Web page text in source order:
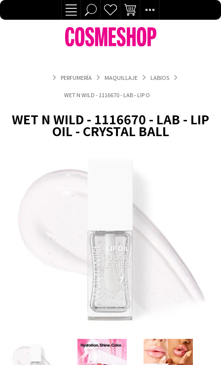
PERFUMERÍA MAQUILLAJE LABIOS
WET N WILD - 1116670 - LAB - LIP OIL - CRYSTAL BALL
WET N WILD - 1116670 - LAB - LIP
OIL - CRYSTAL BALL